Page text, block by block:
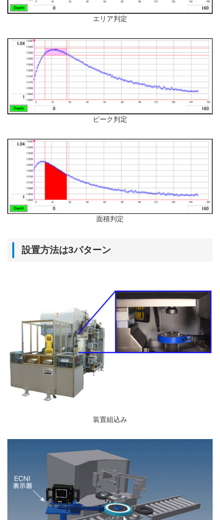
エリア判定
ピーク判定
面積判定
設置方法は3パターン
装置組込み